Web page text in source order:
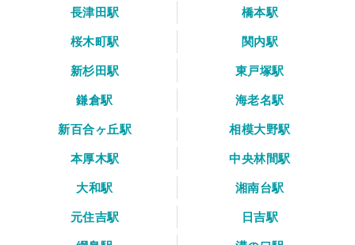
長津田駅
橋本駅
桜木町駅
関内駅
新杉田駅
東戸塚駅
鎌倉駅
海老名駅
新百合ヶ丘駅
相模大野駅
本厚木駅
中央林間駅
大和駅
湘南台駅
元住吉駅
日吉駅